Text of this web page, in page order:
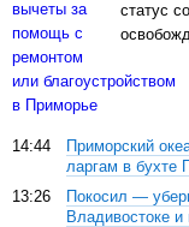
статус
14:44
Приморский
ларгам в бухте
13:26
Покосил —
Владивостоке